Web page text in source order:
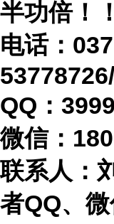
半功倍！
电话：
QQ：
微信：
联系人：
者QQ、微